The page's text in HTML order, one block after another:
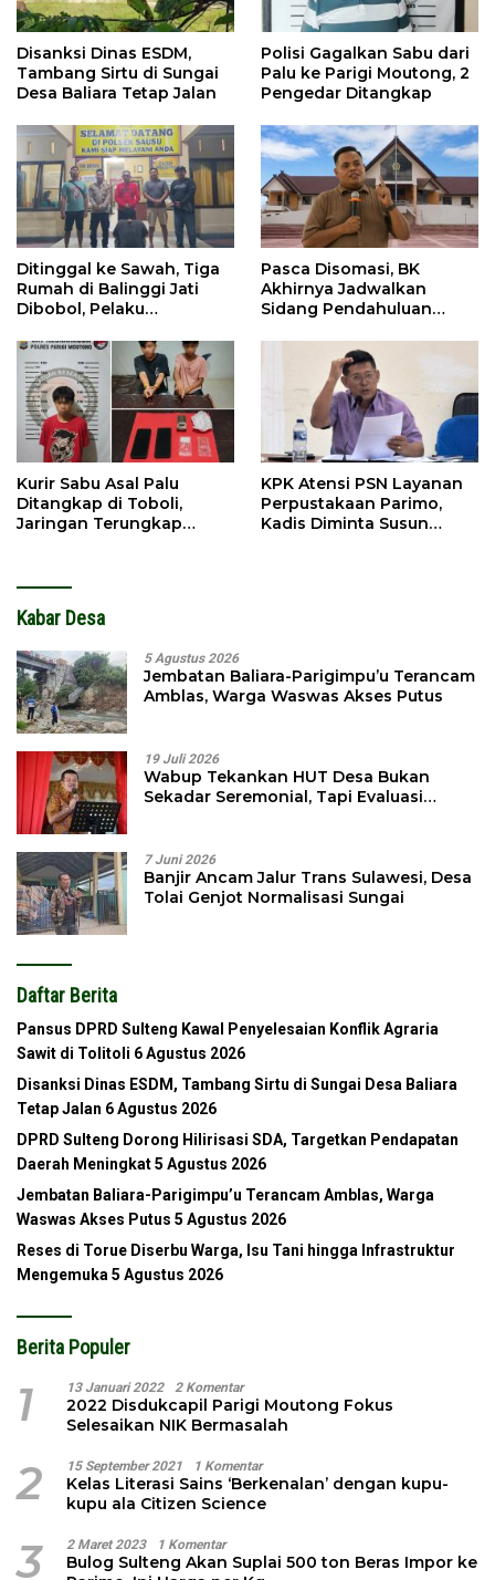
Disanksi Dinas ESDM,
Tambang Sirtu di Sungai
Desa Baliara Tetap Jalan
Polisi Gagalkan Sabu dari
Palu ke Parigi Moutong, 2
Pengedar Ditangkap
Ditinggal ke Sawah, Tiga
Rumah di Balinggi Jati
Dibobol, Pelaku
Pasca Disomasi, BK
Akhirnya Jadwalkan
Sidang Pendahuluan
Kurir Sabu Asal Palu
Ditangkap di Toboli,
Jaringan Terungkap
KPK Atensi PSN Layanan
Perpustakaan Parimo,
Kadis Diminta Susun
Kabar Desa
5 Agustus 2026
Jembatan Baliara-Parigimpu’u Terancam
Amblas, Warga Waswas Akses Putus
19 Juli 2026
Wabup Tekankan HUT Desa Bukan
Sekadar Seremonial, Tapi Evaluasi
7 Juni 2026
Banjir Ancam Jalur Trans Sulawesi, Desa
Tolai Genjot Normalisasi Sungai
Daftar Berita
Pansus DPRD Sulteng Kawal Penyelesaian Konflik Agraria
Sawit di Tolitoli 6 Agustus 2026
Disanksi Dinas ESDM, Tambang Sirtu di Sungai Desa Baliara
Tetap Jalan 6 Agustus 2026
DPRD Sulteng Dorong Hilirisasi SDA, Targetkan Pendapatan
Daerah Meningkat5 Agustus 2026
Jembatan Baliara-Parigimpu’u Terancam Amblas, Warga
Waswas Akses Putus 5 Agustus 2026
Reses di Torue Diserbu Warga, Isu Tani hingga Infrastruktur
Mengemuka 5 Agustus 2026
Berita Populer
1 13 Januari 2022 2 Komentar
2022 Disdukcapil Parigi Moutong Fokus
Selesaikan NIK Bermasalah
2 15 September 2021 1 Komentar
Kelas Literasi Sains ‘Berkenalan’ dengan kupu-
kupu ala Citizen Science
3 2 Maret 2023 1 Komentar
Bulog Sulteng Akan Suplai 500 ton Beras Impor ke